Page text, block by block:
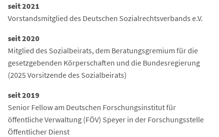
seit 2021
Vorstandsmitglied des Deutschen Sozialrechtsverbands e.V.
seit 2020
Mitglied des Sozialbeirats, dem Beratungsgremium für die
gesetzgebenden Körperschaften und die Bundesregierung
(2025 Vorsitzende des Sozialbeirats)
seit 2019
Senior Fellow am Deutschen Forschungsinstitut für
öffentliche Verwaltung (FÖV) Speyer in der Forschungsstelle
Öffentlicher Dienst